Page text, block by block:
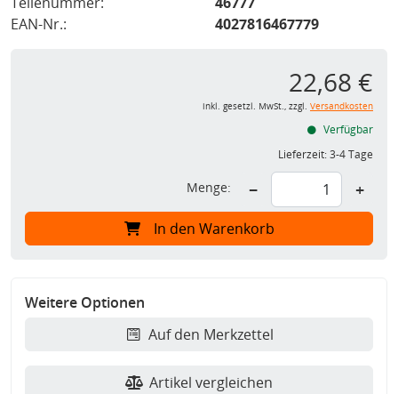
EAN-Nr.:
4027816467779
22,68 €
inkl. gesetzl. MwSt., zzgl. Versandkosten
Verfügbar
Lieferzeit:3-4 Tage
Menge: − +
In den Warenkorb
Weitere Optionen
Auf den Merkzettel
Artikel vergleichen